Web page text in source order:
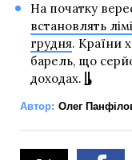
На початку
встановлять
грудня. Країни
барель, що
доходах.
Автор: Олег